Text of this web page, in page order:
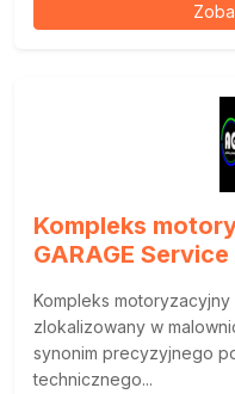
Kompleks
GARAGE
Kompleks motoryzacyjny
zlokalizowany w
synonim precyzyjnego
technicznego...